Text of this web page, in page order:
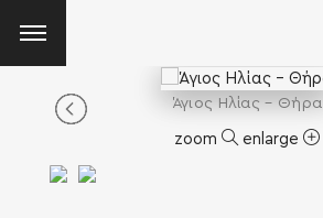
Άγιος Ηλίας – Θήρα
zoom enlarge